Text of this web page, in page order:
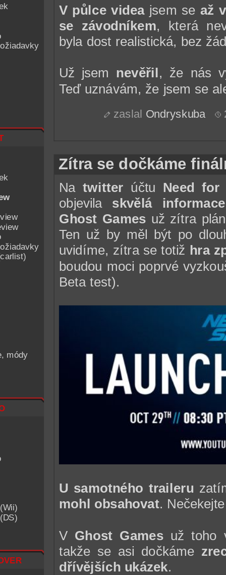
módy
V půlce videajsem seaž
se závodníkem, která
byla dost realistická, bez
Už jsem nevěřil , že nás
Teď uznávám, že jsem se
zaslal Ondryskuba
Zítra se dočkáme
Natwitter účtu Need for
objevila skvělá informace
Ghost Games už zítra
Ten už by měl být po
uvidíme, zítra se totiž hra
boudou moci poprvé
Beta test).
U samotného traileru
mohl obsahovat.
V Ghost Games už toho
takže se asi dočkáme
dřívějších ukázek.